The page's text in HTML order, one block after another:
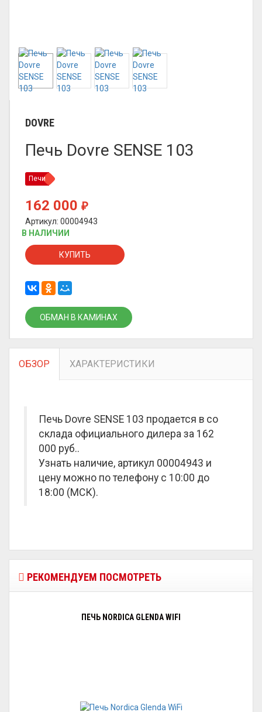
DOVRE
Печь Dovre SENSE 103
Печи
162 000 ₽
Артикул: 00004943
В НАЛИЧИИ
КУПИТЬ
ОБМАН В КАМИНАХ
ОБЗОР ХАРАКТЕРИСТИКИ
Печь Dovre SENSE 103 продается в со
склада официального дилера за 162
000 руб..
Узнать наличие, артикул 00004943 и
цену можно по телефону с 10:00 до
18:00 (МСК).
РЕКОМЕНДУЕМ ПОСМОТРЕТЬ
ПЕЧЬ NORDICA GLENDA WIFI